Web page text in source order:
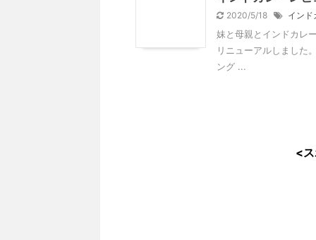
2020/5/18 インド
妹と母親とインドカレ
リニューアルしました
ング ...
<